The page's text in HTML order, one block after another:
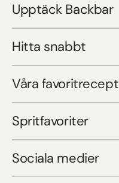
Upptäck Backbar
Hitta snabbt
Våra favoritrecept
Spritfavoriter
Sociala medier